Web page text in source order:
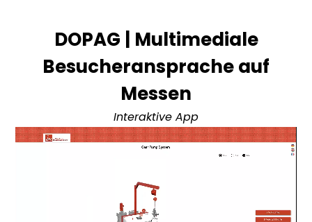
DOPAG | Multimediale
Besucheransprache auf
Messen
Interaktive App